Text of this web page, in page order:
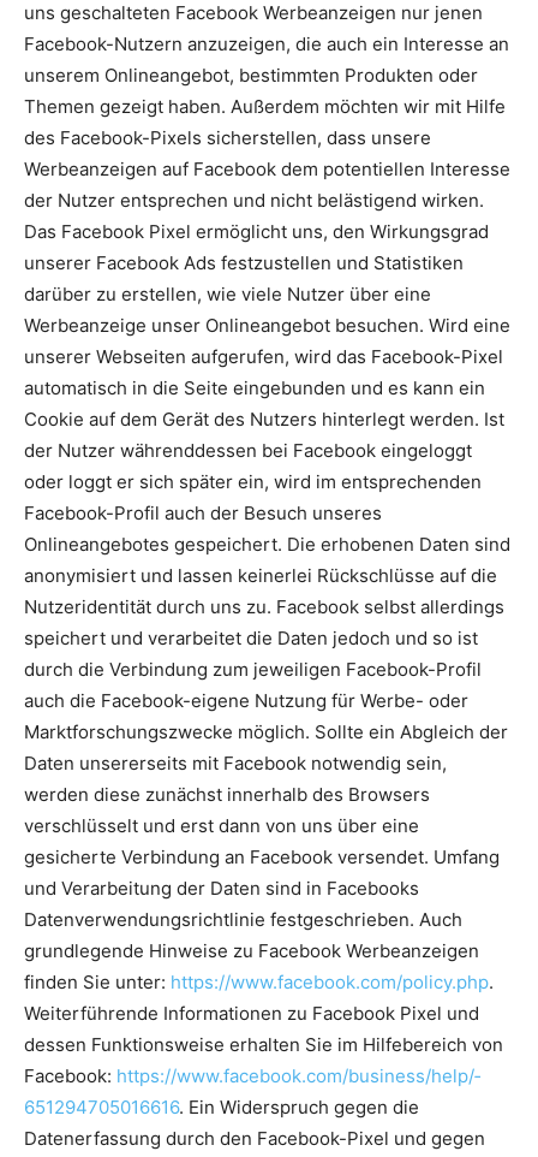
uns geschalteten Facebook Werbeanzeigen nur jenen
Facebook-Nutzern anzuzeigen, die auch ein Interesse an
unserem Onlineangebot, bestimmten Produkten oder
Themen gezeigt haben. Außerdem möchten wir mit Hilfe
des Facebook-Pixels sicherstellen, dass unsere
Werbeanzeigen auf Facebook dem potentiellen Interesse
der Nutzer entsprechen und nicht belästigend wirken.
Das Facebook Pixel ermöglicht uns, den Wirkungsgrad
unserer Facebook Ads festzustellen und Statistiken
darüber zu erstellen, wie viele Nutzer über eine
Werbeanzeige unser Onlineangebot besuchen. Wird eine
unserer Webseiten aufgerufen, wird das Facebook-Pixel
automatisch in die Seite eingebunden und es kann ein
Cookie auf dem Gerät des Nutzers hinterlegt werden. Ist
der Nutzer währenddessen bei Facebook eingeloggt
oder loggt er sich später ein, wird im entsprechenden
Facebook-Profil auch der Besuch unseres
Onlineangebotes gespeichert. Die erhobenen Daten sind
anonymisiert und lassen keinerlei Rückschlüsse auf die
Nutzeridentität durch uns zu. Facebook selbst allerdings
speichert und verarbeitet die Daten jedoch und so ist
durch die Verbindung zum jeweiligen Facebook-Profil
auch die Facebook-eigene Nutzung für Werbe- oder
Marktforschungszwecke möglich. Sollte ein Abgleich der
Daten unsererseits mit Facebook notwendig sein,
werden diese zunächst innerhalb des Browsers
verschlüsselt und erst dann von uns über eine
gesicherte Verbindung an Facebook versendet. Umfang
und Verarbeitung der Daten sind in Facebooks
Datenverwendungsrichtlinie festgeschrieben. Auch
grundlegende Hinweise zu Facebook Werbeanzeigen
finden Sie unter: https://www.facebook.com/policy.php.
Weiterführende Informationen zu Facebook Pixel und
dessen Funktionsweise erhalten Sie im Hilfebereich von
Facebook: https://www.facebook.com/business/help/­
651294705016616. Ein Widerspruch gegen die
Datenerfassung durch den Facebook-Pixel und gegen